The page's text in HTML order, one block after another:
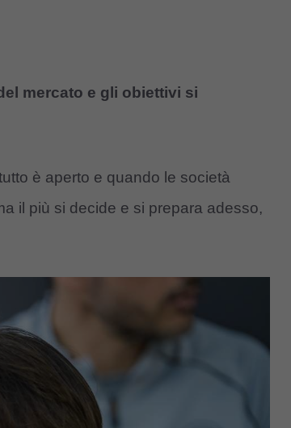
mercato e gli obiettivi si
è aperto e quando le società
il più si decide e si prepara adesso,